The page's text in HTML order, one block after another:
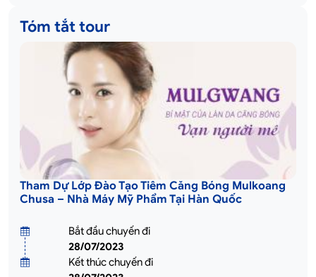
Tóm tắt tour
Tham Dự Lớp Đào Tạo Tiêm Căng Bóng Mulkoang
Chusa – Nhà Máy Mỹ Phẩm Tại Hàn Quốc
Bắt đầu chuyến đi
28/07/2023
Kết thúc chuyến đi